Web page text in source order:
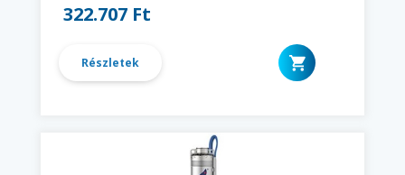
322.707 Ft
Részletek